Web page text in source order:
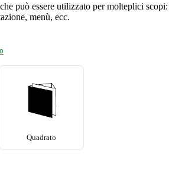
può essere utilizzato per molteplici scopi:
menù, ecc.
Quadrato